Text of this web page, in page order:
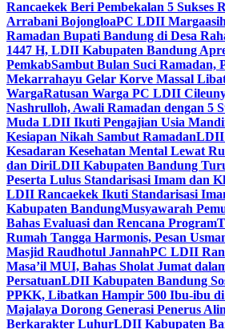
Rancaekek Beri Pembekalan 5 Sukses
Arrabani BojongloaPC LDII
Ramadan Bupati Bandung di Desa
1447 H, LDII Kabupaten Bandung
PemkabSambut Bulan Suci Ramadan,
Mekarrahayu Gelar Korve Massal
WargaRatusan Warga PC LDII
Nashrulloh, Awali Ramadan dengan 5
Muda LDII Ikuti Pengajian Usia
Kesiapan Nikah Sambut RamadanLDII
Kesadaran Kesehatan Mental Lewat
dan DiriLDII Kabupaten Bandung
Peserta Lulus Standarisasi Imam dan
LDII Rancaekek Ikuti Standarisasi
Kabupaten BandungMusyawarah
Bahas Evaluasi dan Rencana Program
Rumah Tangga Harmonis, Pesan
Masjid Raudhotul JannahPC LDII
Masa’il MUI, Bahas Sholat Jumat
PersatuanLDII Kabupaten Bandung
PPKK, Libatkan Hampir 500 Ibu-ibu
Majalaya Dorong Generasi Penerus
Berkarakter LuhurLDII Kabupaten